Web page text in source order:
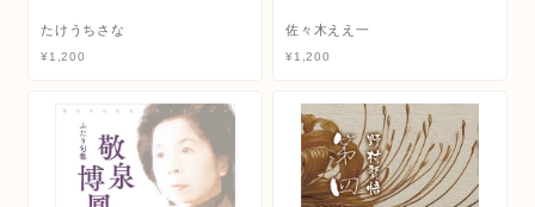
たけうちさな
¥1,200
佐々木ええ一
¥1,200